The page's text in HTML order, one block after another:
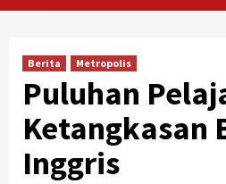
Berita Metropolis
Puluhan
Ketangkasan
Inggris